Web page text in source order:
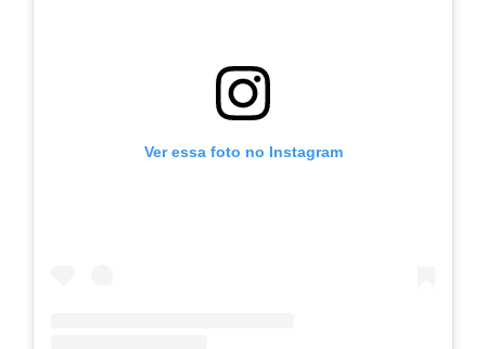
Ver essa foto no Instagram